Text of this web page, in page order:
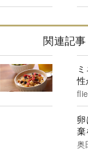
関連記事
性
棄
奥